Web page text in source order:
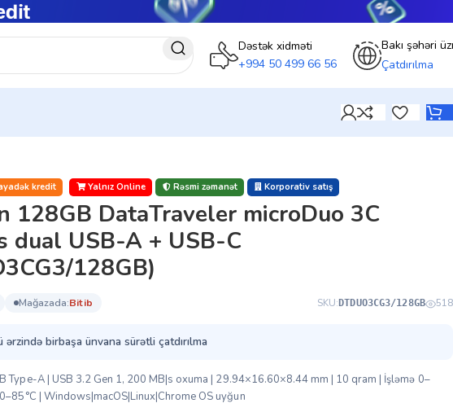
Dəstək xidməti
+994 50 499 66 56
Bakı şəhəri
Çatdırılma
kredit Yalnız Online Rəsmi zəmanət Korporativ satış
128GB DataTraveler microDuo 3C
dual USB-A + USB-C
128GB)
mağazada: bi̇ti̇b SKU:DTDUO3CG3/128GB 518
ərzində birbaşa ünvana sürətli çatdırılma
Type-A | USB 3.2 Gen 1, 200 MB|s oxuma | 29.94×16.60×8.44 mm | 10 qram | İşləmə 0–
| Windows|macOS|Linux|Chrome OS uyğun